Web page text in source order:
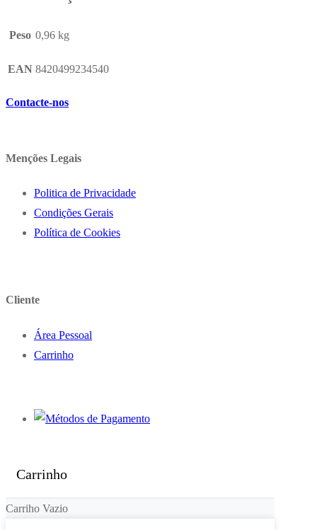
Peso 0,96 kg
EAN 8420499234540
Contacte-nos
Menções Legais
Politica de Privacidade
Condições Gerais
Política de Cookies
Cliente
Área Pessoal
Carrinho
Carrinho
Carriho Vazio